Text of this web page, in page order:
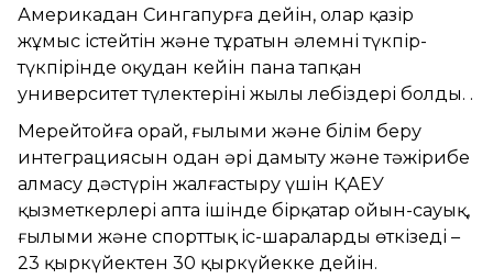
Америкадан Сингапурға дейін, олар қазір
жұмыс істейтін және тұратын әлемнің түкпір-
түкпірінде оқудан кейін пана тапқан
университет түлектерінің жылы лебіздері болды. .
Мерейтойға орай, ғылыми және білім беру
интеграциясын одан әрі дамыту және тәжірибе
алмасу дәстүрін жалғастыру үшін ҚАЕУ
қызметкерлері апта ішінде бірқатар ойын-сауық,
ғылыми және спорттық іс-шараларды өткізеді –
23 қыркүйектен 30 қыркүйекке дейін.